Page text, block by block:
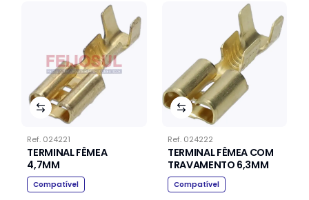
Ref. 024221
TERMINAL FÊMEA
4,7MM
Compatível
Ref. 024222
TERMINAL FÊMEA COM
TRAVAMENTO 6,3MM
Compatível